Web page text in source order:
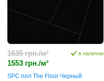
1635 грн./м²
1553 грн./м²
в наличии
SPC пол The Floor Черный